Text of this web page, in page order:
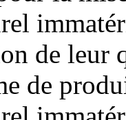
de leur
de